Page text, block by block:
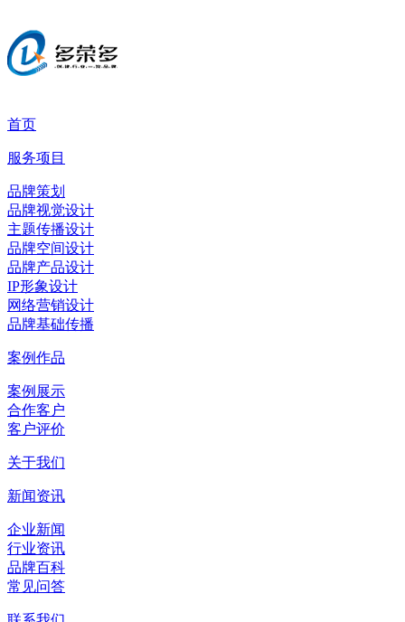
首页
服务项目
品牌策划
品牌视觉设计
主题传播设计
品牌空间设计
品牌产品设计
IP形象设计
网络营销设计
品牌基础传播
案例作品
案例展示
合作客户
客户评价
关于我们
新闻资讯
企业新闻
行业资讯
品牌百科
常见问答